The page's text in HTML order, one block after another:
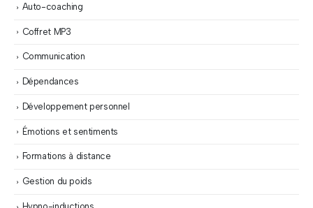
Auto-coaching
Coffret MP3
Communication
Dépendances
Développement personnel
Émotions et sentiments
Formations à distance
Gestion du poids